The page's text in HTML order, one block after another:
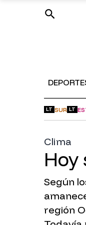
LT SUR LT
Clima
Hoy
Según
región